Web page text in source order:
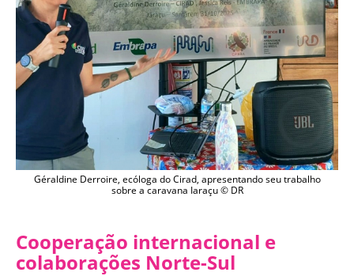
Géraldine Derroire, ecóloga do Cirad, apresentando seu trabalho
sobre a caravana Iaraçu © DR
Cooperação internacional e
colaborações Norte-Sul